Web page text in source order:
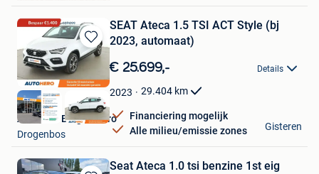
Bewaren
in
Mijn
Favorieten
SEAT Ateca 1.5 TSI ACT Style (bj
2023, automaat)
€ 25.699,- Details
2023 29.404 km
Financiering mogelijk
Alle milieu/emissie zones
Autohero Belgium Pro
Drogenbos
Gisteren
Seat Ateca 1.0 tsi benzine 1st eig